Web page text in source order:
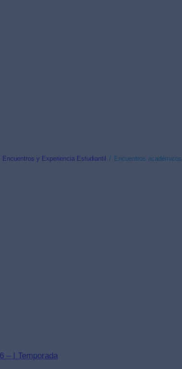
Encuentros y Experiencia Estudiantil Encuentros académicos
– I Temporada